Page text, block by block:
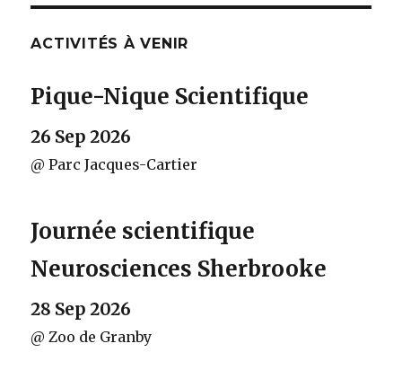
articles
ANT
ACTIVITÉS À VENIR
Pique-Nique Scientifique
26 Sep 2026
@ Parc Jacques-Cartier
Journée scientifique
Neurosciences Sherbrooke
28 Sep 2026
@ Zoo de Granby